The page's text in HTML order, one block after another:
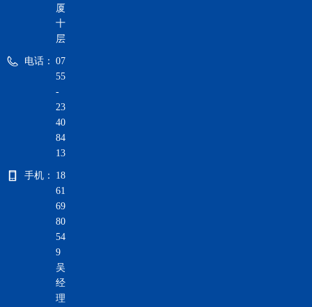
厦
十
层
电话： 07
55
-
23
40
84
13
手机：
18
61
69
80
54
9
吴
经
理